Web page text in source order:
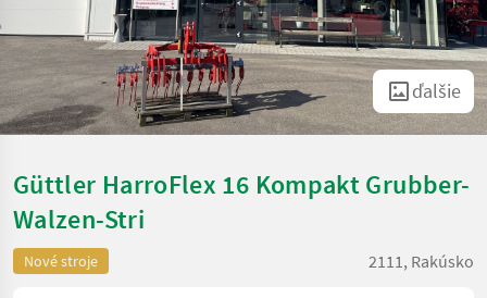
ďalšie
Güttler HarroFlex 16 Kompakt Grubber-
Walzen-Stri
Nové stroje 2111, Rakúsko